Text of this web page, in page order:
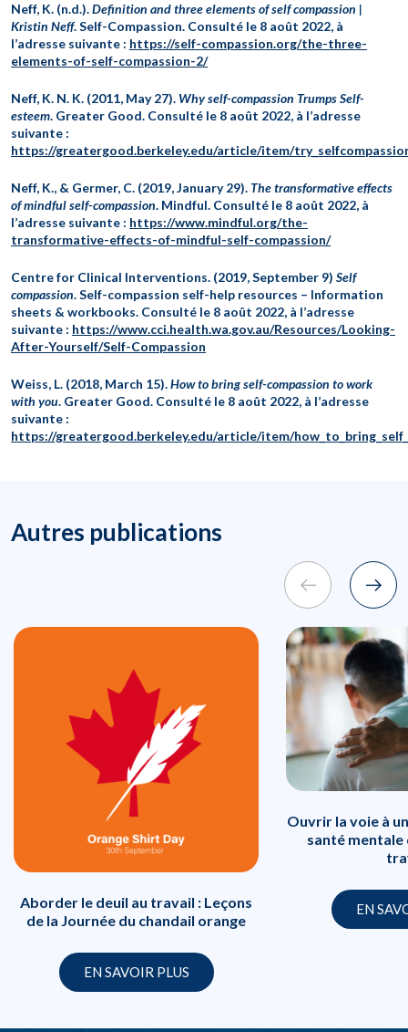
Neff, K. (n.d.).Definition and three elements of self compassion |
Kristin Neff. Self-Compassion. Consulté le 8 août 2022, à
l’adresse suivante : https://self-compassion.org/the-three-
elements-of-self-compassion-2/
Neff, K. N. K. (2011, May 27). Why self-compassion Trumps Self-
esteem. Greater Good. Consulté le 8 août 2022, à l’adresse
suivante :
https://greatergood.berkeley.edu/article/item/
Neff, K., & Germer, C. (2019, January 29).The transformative effects
of mindful self-compassion. Mindful. Consulté le 8 août 2022, à
l’adresse suivante : https://www.mindful.org/the-
transformative-effects-of-mindful-self-compassion/
Centre for Clinical Interventions. (2019, September 9) Self
compassion. Self-compassion self-help resources – Information
sheets & workbooks. Consulté le 8 août 2022, à l’adresse
suivante : https://www.cci.health.wa.gov.au/Resources/Looking-
After-Yourself/Self-Compassion
Weiss, L. (2018, March 15).How to bring self-compassion to work
with you. Greater Good. Consulté le 8 août 2022, à l’adresse
suivante :
https://greatergood.berkeley.edu/article/item/
Autres publications
Aborder le deuil au travail : Leçons
de la Journée du chandail orange
EN SAVOIR PLUS
Ouvrir la voie à
santé mentale
EN